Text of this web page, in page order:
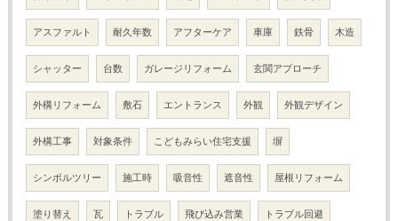
アスファルト 耐久年数 アフターケア 車庫 鉄骨 木造
シャッター 台数 ガレージリフォーム 玄関アプローチ
外構リフォーム 敷石 エントランス 外観 外観デザイン
外構工事 対象条件 こどもみらい住宅支援 塀
シンボルツリー 施工時 吸音性 遮音性 屋根リフォーム
塗り替え 瓦 トラブル 飛び込み営業 トラブル回避